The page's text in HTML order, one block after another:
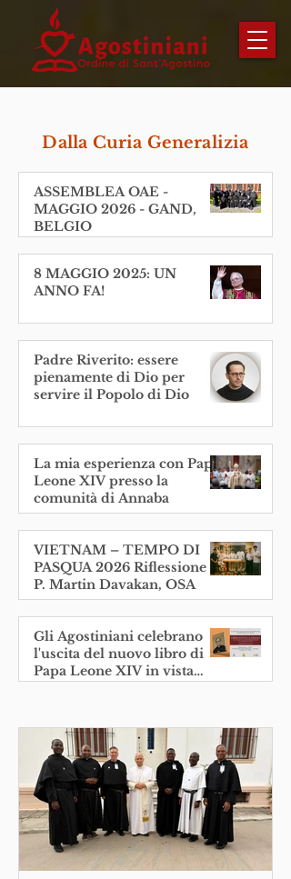
Dalla Curia Generalizia
ASSEMBLEA OAE -
MAGGIO 2026 - GAND,
BELGIO
8 MAGGIO 2025: UN
ANNO FA!
Padre Riverito: essere
pienamente di Dio per
servire il Popolo di Dio
La mia esperienza con Papa
Leone XIV presso la
comunità di Annaba
VIETNAM – TEMPO DI
PASQUA 2026 Riflessione di
P. Martin Davakan, OSA
Gli Agostiniani celebrano
l'uscita del nuovo libro di
Papa Leone XIV in vista